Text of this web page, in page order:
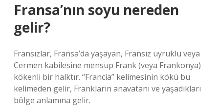
Fransa’nın soyu nereden
gelir?
Fransızlar, Fransa’da yaşayan, Fransız uyruklu veya
Cermen kabilesine mensup Frank (veya Frankonya)
kökenli bir halktır. “Francia” kelimesinin kökü bu
kelimeden gelir, Frankların anavatanı ve yaşadıkları
bölge anlamına gelir.